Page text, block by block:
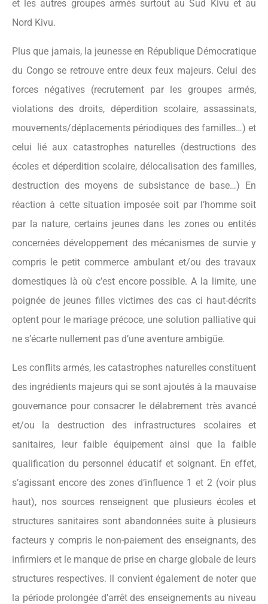
et les autres groupes armés surtout au Sud Kivu et au
Nord Kivu.
Plus que jamais, la jeunesse en République Démocratique
du Congo se retrouve entre deux feux majeurs. Celui des
forces négatives (recrutement par les groupes armés,
violations des droits, déperdition scolaire, assassinats,
mouvements/déplacements périodiques des familles…) et
celui lié aux catastrophes naturelles (destructions des
écoles et déperdition scolaire, délocalisation des familles,
destruction des moyens de subsistance de base…) En
réaction à cette situation imposée soit par l’homme soit
par la nature, certains jeunes dans les zones ou entités
concernées développement des mécanismes de survie y
compris le petit commerce ambulant et/ou des travaux
domestiques là où c’est encore possible. A la limite, une
poignée de jeunes filles victimes des cas ci haut-décrits
optent pour le mariage précoce, une solution palliative qui
ne s’écarte nullement pas d’une aventure ambigüe.
Les conflits armés, les catastrophes naturelles constituent
des ingrédients majeurs qui se sont ajoutés à la mauvaise
gouvernance pour consacrer le délabrement très avancé
et/ou la destruction des infrastructures scolaires et
sanitaires, leur faible équipement ainsi que la faible
qualification du personnel éducatif et soignant. En effet,
s’agissant encore des zones d’influence 1 et 2 (voir plus
haut), nos sources renseignent que plusieurs écoles et
structures sanitaires sont abandonnées suite à plusieurs
facteurs y compris le non-paiement des enseignants, des
infirmiers et le manque de prise en charge globale de leurs
structures respectives. Il convient également de noter que
la période prolongée d’arrêt des enseignements au niveau